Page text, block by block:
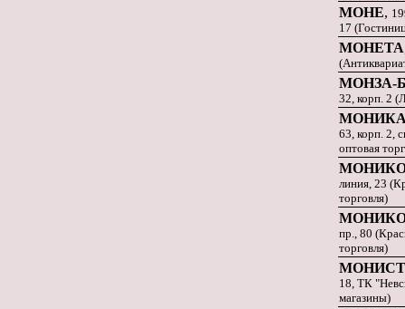
МОНЕ,
17
МОНЕТА
МОНЗА-
32, корп. 2
63, корп. 2,
оптовая
линия, 23
торговля)
пр., 80
торговля)
18, ТК
магазины)